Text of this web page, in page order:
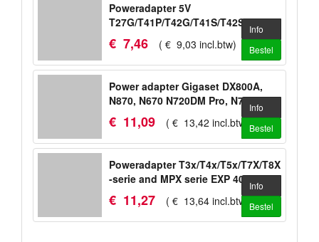
Poweradapter 5V
T27G/T41P/T42G/T41S/T42S/T53/T53W/
€ 7,46 ( € 9,03 incl.btw)
Info
Bestel
Power adapter Gigaset DX800A,
N870, N670 N720DM Pro, N720IP
Pro
€ 11,09 ( € 13,42 incl.btw)
Info
Bestel
Poweradapter T3x/T4x/T5x/T7X/T8X
-serie and MPX serie EXP 40, EXP
50
€ 11,27 ( € 13,64 incl.btw)
Info
Bestel